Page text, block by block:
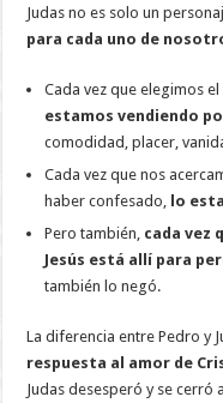
Judas no es solo un
para cada uno de
Cada vez que elegimos
estamos vendiendo
comodidad, placer,
Cada vez que nos
haber confesado, lo
Pero también, cada vez
Jesús está allí para
también lo negó.
La diferencia entre Pedro y
respuesta al amor de
Judas desesperó y se cerró